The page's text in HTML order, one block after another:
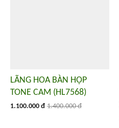
LÃNG HOA BÀN HỌP
TONE CAM (HL7568)
1.100.000 đ 1.400.000 đ